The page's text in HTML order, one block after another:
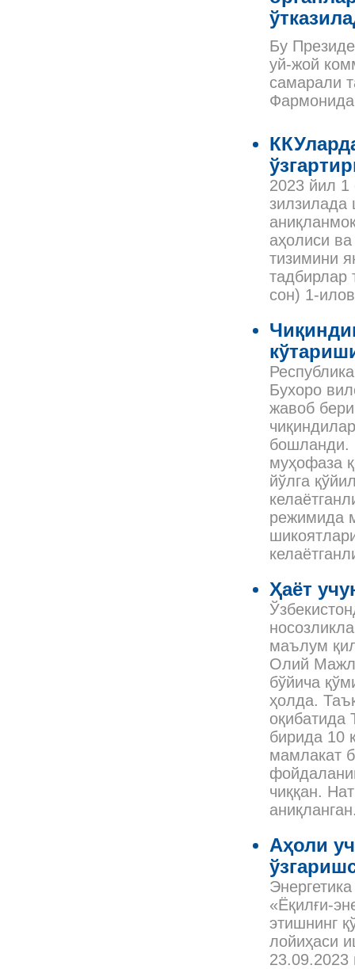
Бу
уй-жой
самарали
Фармонида
2023 йил 1
зилзилада
аҳолиси
тизимини
тадбирлар
сон) 1-
Бухоро
жавоб
бошланди.
муҳофаза
йўлга
режимида
Ҳаёт
маълум
Олий
бўйича
ҳолда.
оқибатида
бирида 10
мамлакат
чиққан.
Аҳоли
«Ёқилғи-
этишнинг
лойиҳаси
23.09.2023